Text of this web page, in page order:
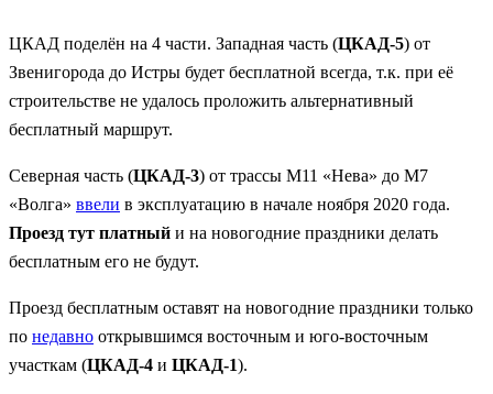
ЦКАД поделён на 4 части. Западная часть (ЦКАД-5) от
Звенигорода до Истры будет бесплатной всегда, т.к. при её
строительстве не удалось проложить альтернативный
бесплатный маршрут.
Северная часть (ЦКАД-3) от трассы М11 «Нева» до М7
«Волга» ввели в эксплуатацию в начале ноября 2020 года.
Проезд тут платный и на новогодние праздники делать
бесплатным его не будут.
Проезд бесплатным оставят на новогодние праздники только
по недавно открывшимся восточным и юго-восточным
участкам (ЦКАД-4 и ЦКАД-1).